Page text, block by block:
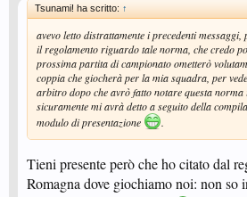
Tsunami! ha scritto: ↑
avevo letto distrattamente i precedenti
il regolamento riguardo tale norma, che credo
prossima partita di campionato ometterò
coppia che giocherà per la mia squadra, per
arbitro dopo che avrò fatto notare questa
sicuramente mi avrà detto a seguito della
modulo di presentazione
.
Tieni presente però che ho citato dal
Romagna dove giochiamo noi: non so